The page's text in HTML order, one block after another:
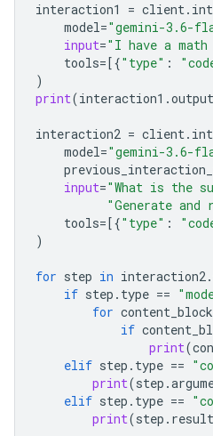
interaction1 = client.
model="gemini-3.6-
input="I have a
tools=[{"type" :
)
print(interaction1 .
interaction2 = client.
model="gemini-3.6-
input="What is the
"Generate
tools=[{"type" :
)
for step in interaction2.
if step . type ==
for content_block
if
print(
elif step . type ==
print(step .
elif step . type ==
print(step . result